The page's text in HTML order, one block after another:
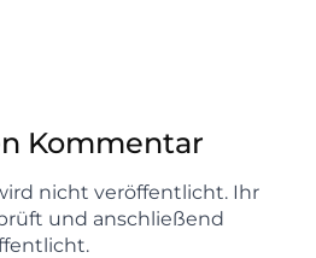
Kommentar
nicht veröffentlicht. Ihr
und anschließend